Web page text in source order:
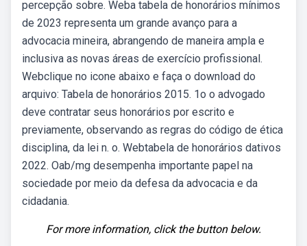
percepção sobre. Weba tabela de honorários mínimos
de 2023 representa um grande avanço para a
advocacia mineira, abrangendo de maneira ampla e
inclusiva as novas áreas de exercício profissional.
Webclique no icone abaixo e faça o download do
arquivo: Tabela de honorários 2015. 1o o advogado
deve contratar seus honorários por escrito e
previamente, observando as regras do código de ética
disciplina, da lei n. o. Webtabela de honorários dativos
2022. Oab/mg desempenha importante papel na
sociedade por meio da defesa da advocacia e da
cidadania.
For more information, click the button below.